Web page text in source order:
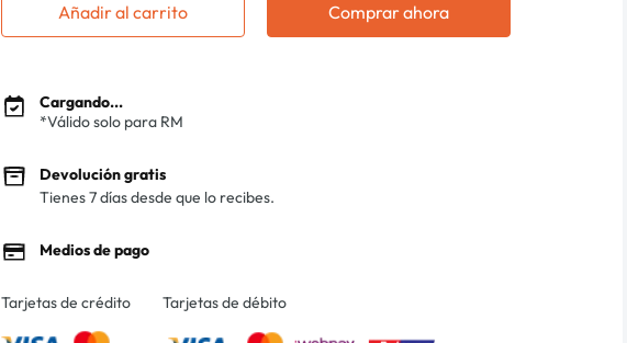
Añadir al carrito Comprar ahora
Cargando...
*Válido solo para RM
Devolución gratis
Tienes 7 días desde que lo recibes.
Medios de pago
Tarjetas de crédito Tarjetas de débito